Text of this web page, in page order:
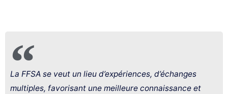
La FFSA se veut un lieu d’expériences, d’échanges
multiples, favorisant une meilleure connaissance et